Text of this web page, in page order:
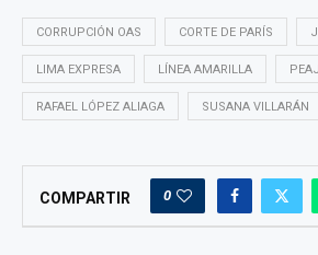
CORRUPCIÓN OAS CORTE DE PARÍS
LIMA EXPRESA LÍNEA AMARILLA
RAFAEL LÓPEZ ALIAGA SUSANA VILLARÁN
COMPARTIR 0